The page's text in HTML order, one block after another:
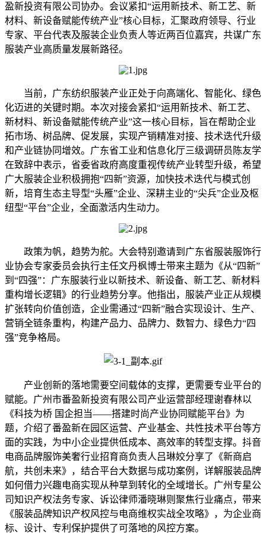
盈新投资有限公司协办。会议紧扣“运用新技术、新工艺、新
材料、新设备赋能传统产业”核心目标，汇聚政府领导、行业
专家、平台代表及服装企业负责人等近两百位嘉宾，共谋广东
服装产业高质量发展新路径。
当前，广东纺织服装产业正处于向高端化、智能化、绿色
化迈进的关键时期。本次对接会紧扣“运用新技术、新工艺、
新材料、新设备赋能传统产业”这一核心目标，旨在帮助企业
拓市场、树品牌、促发展，实现产销精准对接、技术迭代升级
和产业链协同增效。广东省工业和信息化厅三级调研员陈友学
在致辞中表示，省委省政府高度重视传统产业转型升级，希望
广大服装企业积极拥抱“四新”资源，加快技术迭代与模式创
新，培育生态主导型“头雁”企业、深耕主业的“尖兵”企业及枢
纽型“平台”企业，全面激活内生动力。
政策为帆，趋势为舵。大会特别邀请到广东省服装服饰行
业协会专家委员会执行主任文丹枫博士带来主题为《从“四新”
到“四强”：广东服装行业以新技术、新设备、新工艺、新材料
重构增长逻辑》的行业趋势分享。他指出，服装产业正从规模
扩张转向价值创造，企业需通过“四新”融合实现设计、生产、
营销全链条重构，构建产品力、品牌力、数智力、绿色力“四
强”竞争格局。
产业创新的落地需要空间载体的支撑，更需要专业平台的
赋能。广州市番盈新投资有限公司产业运营部经理谢春林以
《科技为桥 国企担当——搭建时尚产业协同赋能平台》为
题，介绍了番盈新在园区运营、产业基金、共性技术平台等方
面的实践，为中小企业提供低成本、高效率的转型支撑。抖音
电商品牌服饰美奢行业招育商负责人吕琳姣分享了《新商启
航，共创未来》，结合平台大数据与成功案例，详解服装品牌
如何借力兴趣电商实现从种草到转化的全域增长。广州专星公
司知识产权法务专家、诉讼律师潘晓琳则聚焦行业痛点，带来
《服装品牌知识产权风控与电商维权实战全攻略》，为企业商
标、设计、专利保护提供了可落地的风控方案。